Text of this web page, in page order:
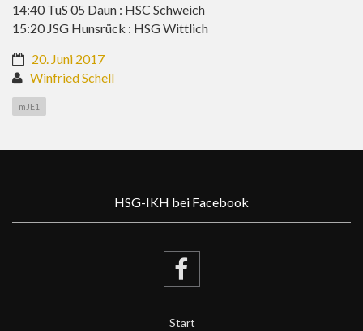
14:40 TuS 05 Daun : HSC Schweich
15:20 JSG Hunsrück : HSG Wittlich
20. Juni 2017
Winfried Schell
mJE1
HSG-IKH bei Facebook
Start